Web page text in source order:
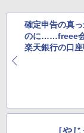
確定申告の真
のに……freee会
楽天銀行の口